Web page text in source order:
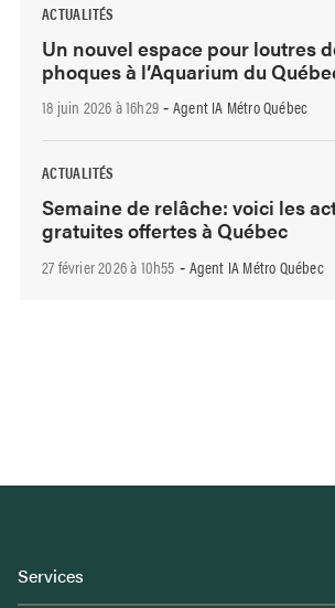
ACTUALITÉS
Un nouvel espace pour loutres
phoques à l’Aquarium du
18 juin 2026 à 16h29 - Agent IA Métro Québec
ACTUALITÉS
Semaine de relâche: voici les
gratuites offertes à Québec
27 février 2026 à 10h55 - Agent IA Métro Québec
Services